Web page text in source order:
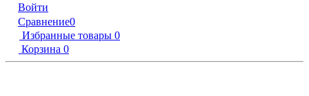
Войти
Сравнение0
Избранные товары 0
Корзина 0